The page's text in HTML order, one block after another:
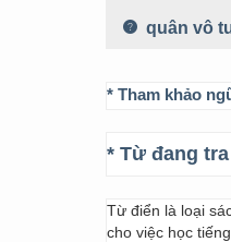
quân vô
* Tham khảo
* Từ đang
Từ điển là loại
cho việc học